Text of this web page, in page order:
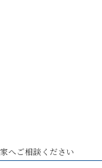
へご相談ください